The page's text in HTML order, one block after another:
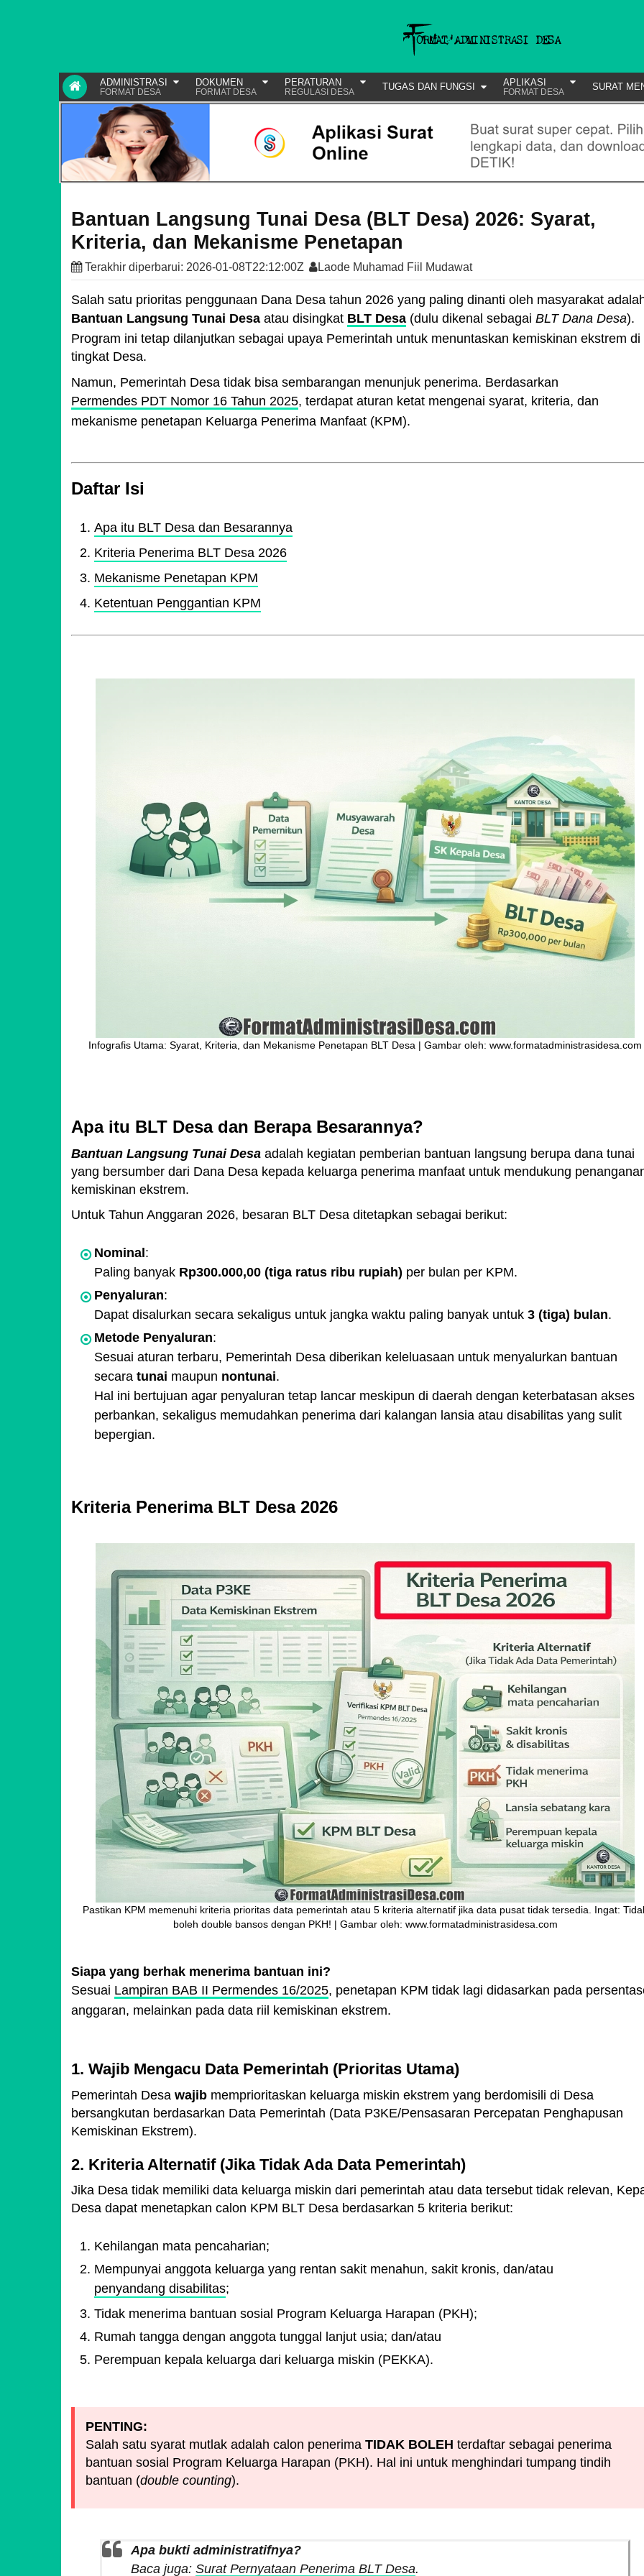
ADMINISTRASI
FORMAT DESA
DOKUMEN
FORMAT DESA
PERATURAN
REGULASI DESA TUGAS DAN FUNGSI APLIKASI
FORMAT DESA SURAT
Bantuan Langsung Tunai Desa (BLT Desa) 2026: Syarat,
Kriteria, dan Mekanisme Penetapan
Terakhir diperbarui: 2026-01-08T22:12:00Z Laode Muhamad Fiil Mudawat
Salah satu prioritas penggunaan Dana Desa tahun 2026 yang paling dinanti oleh masyarakat
Bantuan Langsung Tunai Desa atau disingkat BLT Desa (dulu dikenal sebagai BLT Dana Desa).
Program ini tetap dilanjutkan sebagai upaya Pemerintah untuk menuntaskan kemiskinan ekstrem di
tingkat Desa.
Namun, Pemerintah Desa tidak bisa sembarangan menunjuk penerima. Berdasarkan
Permendes PDT Nomor 16 Tahun 2025, terdapat aturan ketat mengenai syarat, kriteria, dan
mekanisme penetapan Keluarga Penerima Manfaat (KPM).
Daftar Isi
Apa itu BLT Desa dan Besarannya
Kriteria Penerima BLT Desa 2026
Mekanisme Penetapan KPM
Ketentuan Penggantian KPM
Infografis Utama: Syarat, Kriteria, dan Mekanisme Penetapan BLT Desa | Gambar oleh: www.formatadministrasidesa.com
Apa itu BLT Desa dan Berapa Besarannya?
Bantuan Langsung Tunai Desa adalah kegiatan pemberian bantuan langsung berupa dana tunai
yang bersumber dari Dana Desa kepada keluarga penerima manfaat untuk mendukung
kemiskinan ekstrem.
Untuk Tahun Anggaran 2026, besaran BLT Desa ditetapkan sebagai berikut:
Nominal :
Paling banyak Rp300.000,00 (tiga ratus ribu rupiah) per bulan per KPM.
Penyaluran:
Dapat disalurkan secara sekaligus untuk jangka waktu paling banyak untuk3 (tiga) bulan.
Metode Penyaluran:
Sesuai aturan terbaru, Pemerintah Desa diberikan keleluasaan untuk menyalurkan bantuan
secaratunai maupun nontunai.
Hal ini bertujuan agar penyaluran tetap lancar meskipun di daerah dengan keterbatasan akses
perbankan, sekaligus memudahkan penerima dari kalangan lansia atau disabilitas yang sulit
bepergian.
Kriteria Penerima BLT Desa 2026
Pastikan KPM memenuhi kriteria prioritas data pemerintah atau 5 kriteria alternatif jika data pusat tidak tersedia. Ingat:
boleh double bansos dengan PKH! | Gambar oleh: www.formatadministrasidesa.com
Siapa yang berhak menerima bantuan ini?
Sesuai Lampiran BAB II Permendes 16/2025, penetapan KPM tidak lagi didasarkan pada
anggaran, melainkan pada data riil kemiskinan ekstrem.
1. Wajib Mengacu Data Pemerintah (Prioritas Utama)
Pemerintah Desa wajib memprioritaskan keluarga miskin ekstrem yang berdomisili di Desa
bersangkutan berdasarkan Data Pemerintah (Data P3KE/Pensasaran Percepatan Penghapusan
Kemiskinan Ekstrem).
2. Kriteria Alternatif (Jika Tidak Ada Data Pemerintah)
Jika Desa tidak memiliki data keluarga miskin dari pemerintah atau data tersebut tidak relevan,
Desa dapat menetapkan calon KPM BLT Desa berdasarkan 5 kriteria berikut:
Kehilangan mata pencaharian;
Mempunyai anggota keluarga yang rentan sakit menahun, sakit kronis, dan/atau
penyandang disabilitas;
Tidak menerima bantuan sosial Program Keluarga Harapan (PKH);
Rumah tangga dengan anggota tunggal lanjut usia; dan/atau
Perempuan kepala keluarga dari keluarga miskin (PEKKA).
PENTING:
Salah satu syarat mutlak adalah calon penerima TIDAK BOLEH terdaftar sebagai penerima
bantuan sosial Program Keluarga Harapan (PKH). Hal ini untuk menghindari tumpang tindih
bantuan (double counting).
Apa bukti administratifnya?
Baca juga: Surat Pernyataan Penerima BLT Desa.